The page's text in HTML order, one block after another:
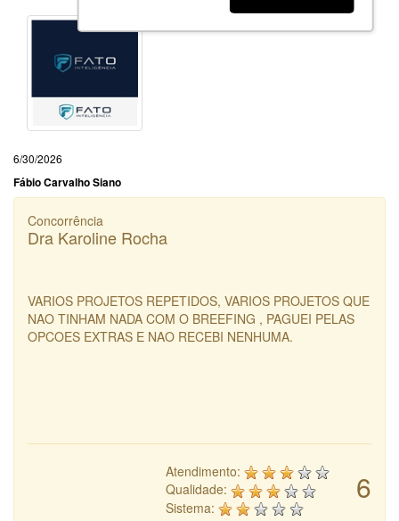
6/30/2026
Fábio Carvalho Siano
Concorrência
Dra Karoline Rocha
VARIOS PROJETOS REPETIDOS, VARIOS PROJETOS QUE
NAO TINHAM NADA COM O BREEFING , PAGUEI PELAS
OPCOES EXTRAS E NAO RECEBI NENHUMA.
6
Atendimento:
Qualidade:
Sistema: